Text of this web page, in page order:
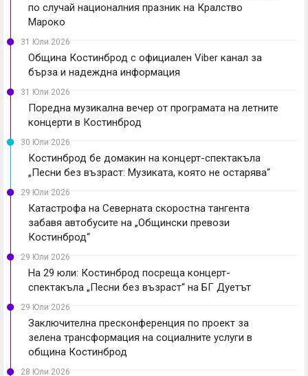
по случай националния празник на Кралство
Мароко
31 Юли 2026
Община Костинброд с официален Viber канал за
бърза и надеждна информация
31 Юли 2026
Поредна музикална вечер от програмата на летните
концерти в Костинброд
30 Юли 2026
Костинброд бе домакин на концерт-спектакъла
„Песни без възраст: Музиката, която не остарява“
29 Юли 2026
Катастрофа на Северната скоростна тангента
забавя автобусите на „Общински превози
Костинброд“
29 Юли 2026
На 29 юли: Костинброд посреща концерт-
спектакъла „Песни без възраст“ на БГ Дуетът
29 Юли 2026
Заключителна пресконференция по проект за
зелена трансформация на социалните услуги в
община Костинброд
28 Юли 2026